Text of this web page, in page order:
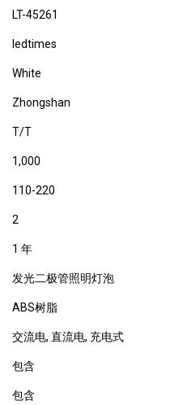
LT-45261
ledtimes
White
Zhongshan
T/T
1,000
110-220
2
1 年
发光二极管照明灯泡
ABS树脂
交流电, 直流电, 充电式
包含
包含